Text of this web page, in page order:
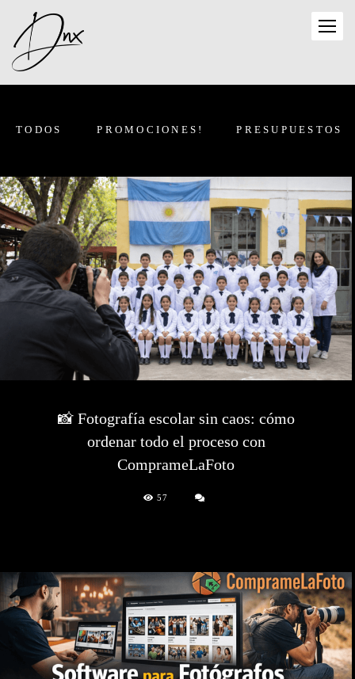
TODOS PROMOCIONES! PRESUPUESTOS
📸 Fotografía escolar sin caos: cómo
ordenar todo el proceso con
ComprameLaFoto
57